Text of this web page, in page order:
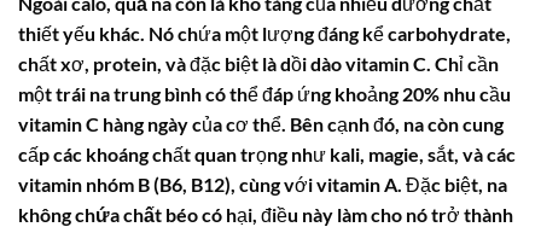
thiết yếu khác. Nó chứa một lượng đáng kể carbohydrate,
chất xơ, protein, và đặc biệt là dồi dào vitamin C. Chỉ cần
mộttrái natrung bình có thể đáp ứng khoảng 20% nhu cầu
vitamin C hàng ngày của cơ thể. Bên cạnh đó, na còn cung
cấp các khoáng chất quan trọng như kali, magie, sắt, và các
vitamin nhóm B (B6, B12), cùng với vitamin A. Đặc biệt, na
không chứa chất béocó hại, điều này làm cho nó trở thành